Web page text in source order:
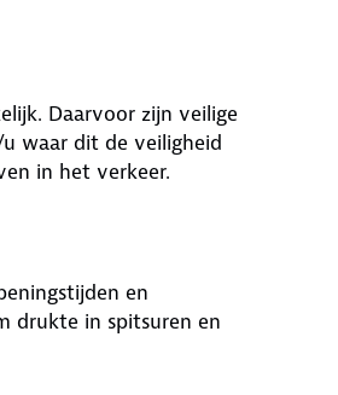
Daarvoor zijn veilige
waar dit de veiligheid
in het verkeer.
en
drukte in spitsuren en